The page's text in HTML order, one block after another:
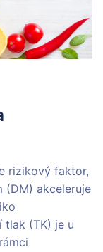
rizikový faktor,
(DM) akceleruje
tlak (TK) je u